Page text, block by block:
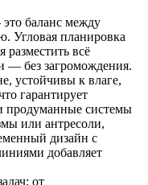
баланс между
Угловая планировка
разместить всё
— без загромождения.
устойчивы к влаге,
гарантирует
продуманные системы
или антресоли,
дизайн с
добавляет
от